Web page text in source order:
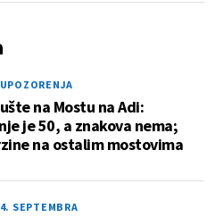
na Mostu na Adi:
je 50, a znakova nema;
na ostalim mostovima
SEPTEMBRA